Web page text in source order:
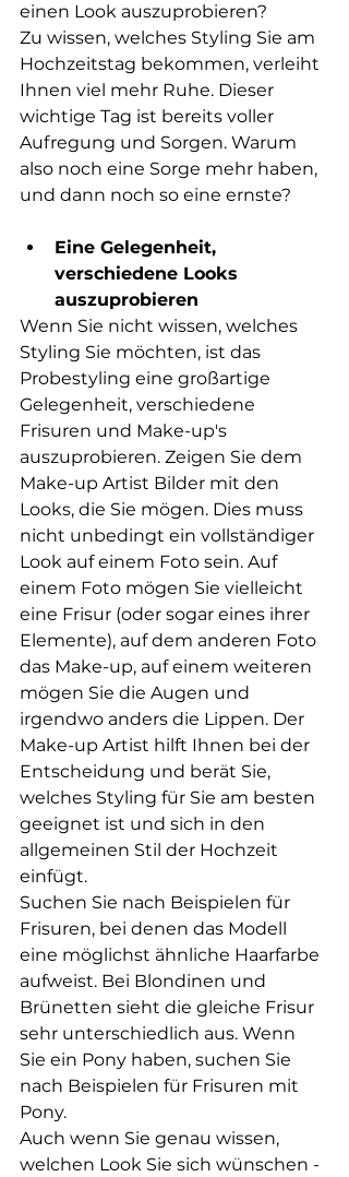
einen Look auszuprobieren?
Zu wissen, welches Styling Sie am
Hochzeitstag bekommen, verleiht
Ihnen viel mehr Ruhe. Dieser
wichtige Tag ist bereits voller
Aufregung und Sorgen. Warum
also noch eine Sorge mehr haben,
und dann noch so eine ernste?
Eine Gelegenheit,
verschiedene Looks
auszuprobieren
Wenn Sie nicht wissen, welches
Styling Sie möchten, ist das
Probestyling eine großartige
Gelegenheit, verschiedene
Frisuren und Make-up's
auszuprobieren. Zeigen Sie dem
Make-up Artist Bilder mit den
Looks, die Sie mögen. Dies muss
nicht unbedingt ein vollständiger
Look auf einem Foto sein. Auf
einem Foto mögen Sie vielleicht
eine Frisur (oder sogar eines ihrer
Elemente), auf dem anderen Foto
das Make-up, auf einem weiteren
mögen Sie die Augen und
irgendwo anders die Lippen. Der
Make-up Artist hilft Ihnen bei der
Entscheidung und berät Sie,
welches Styling für Sie am besten
geeignet ist und sich in den
allgemeinen Stil der Hochzeit
einfügt.
Suchen Sie nach Beispielen für
Frisuren, bei denen das Modell
eine möglichst ähnliche Haarfarbe
aufweist. Bei Blondinen und
Brünetten sieht die gleiche Frisur
sehr unterschiedlich aus. Wenn
Sie ein Pony haben, suchen Sie
nach Beispielen für Frisuren mit
Pony.
Auch wenn Sie genau wissen,
welchen Look Sie sich wünschen -